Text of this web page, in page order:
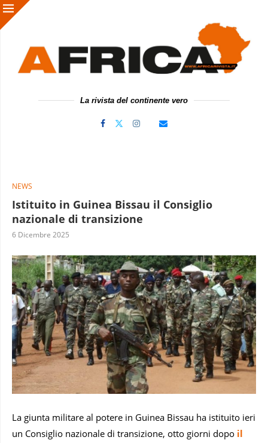
La rivista del continente vero
NEWS
Istituito in Guinea Bissau il Consiglio
nazionale di transizione
6 Dicembre 2025
La giunta militare al potere in Guinea Bissau ha istituito ieri
un Consiglio nazionale di transizione, otto giorni dopo il